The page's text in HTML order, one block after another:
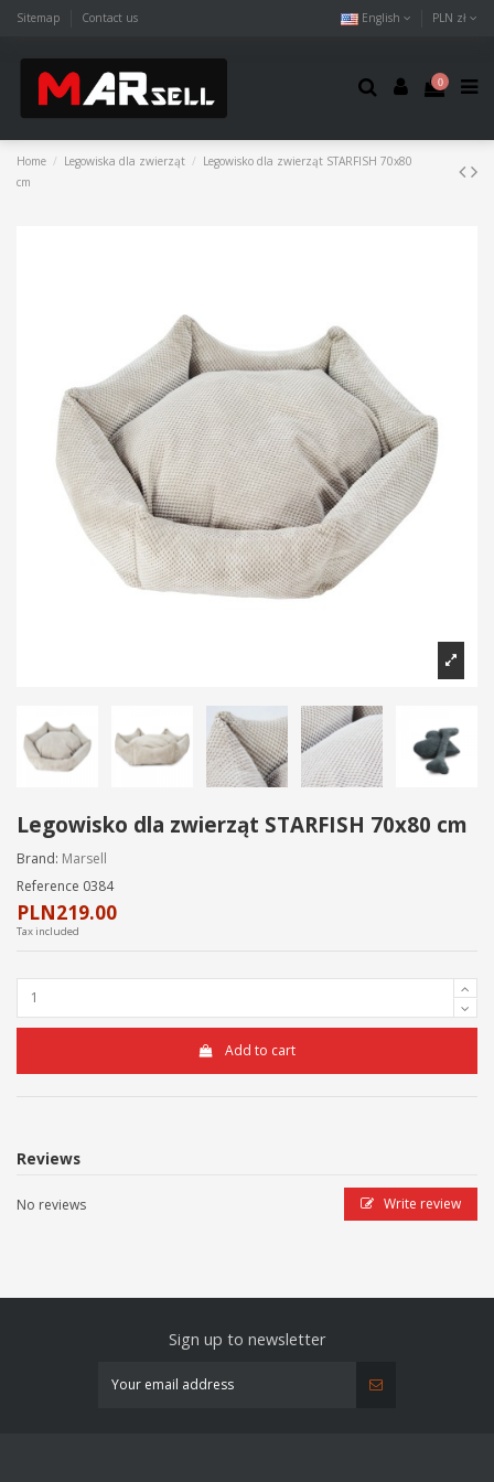
Sitemap Contact us English PLN zł
0
Home Legowiska dla zwierząt
Legowisko dla zwierząt STARFISH 70x80
cm
Legowisko dla zwierząt STARFISH 70x80 cm
Brand: Marsell
Reference 0384
PLN219.00
Tax included
Add to cart
Reviews
No reviews Write review
Sign up to newsletter